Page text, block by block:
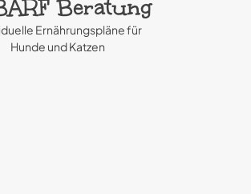
Beratung
Ernährungspläne für
Hunde und Katzen